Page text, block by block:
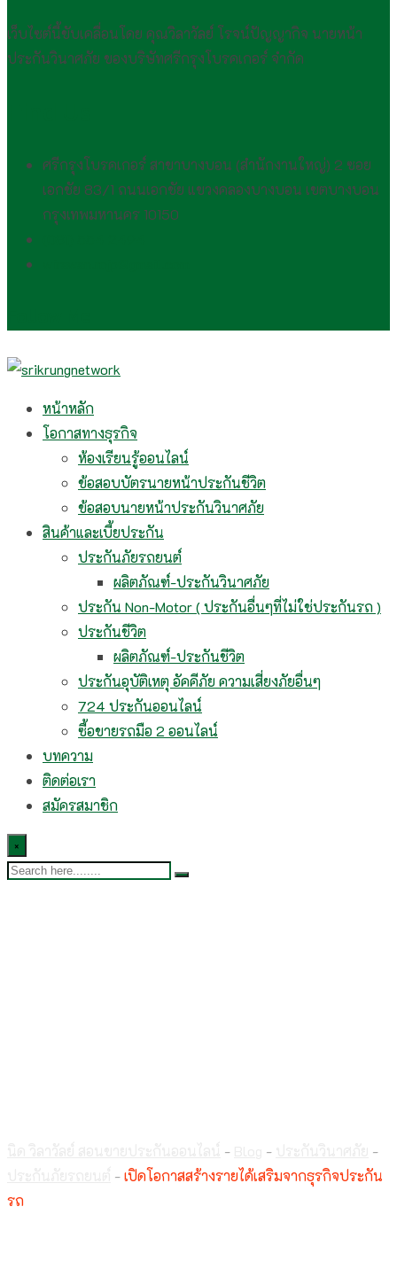
เว็บไซต์นี้ขับเคลื่อนโดย คุณวิลาวัลย์ โรจน์ปัญญากิจ นายหน้า
ประกันวินาศภัย ของบริษัทศรีกรุงโบรคเกอร์ จำกัด
ศรีกรุงโบรคเกอร์ สาขาบางบอน (สำนักงานใหญ่) 2 ซอย
เอกชัย 83/1 ถนนเอกชัย แขวงคลองบางบอน เขตบางบอน
กรุงเทพมหานคร 10150
หน้าหลัก
โอกาสทางธุรกิจ
ห้องเรียนรู้ออนไลน์
ข้อสอบบัตรนายหน้าประกันชีวิต
ข้อสอบนายหน้าประกันวินาศภัย
สินค้าและเบี้ยประกัน
ประกันภัยรถยนต์
ผลิตภัณฑ์-ประกันวินาศภัย
ประกัน Non-Motor ( ประกันอื่นๆที่ไม่ใช่ประกันรถ )
ประกันชีวิต
ผลิตภัณฑ์-ประกันชีวิต
ประกันอุบัติเหตุ อัคคีภัย ความเสี่ยงภัยอื่นๆ
724 ประกันออนไลน์
ซื้อขายรถมือ 2 ออนไลน์
บทความ
ติดต่อเรา
สมัครสมาชิก
×
- -
-
-เปิดโอกาสสร้างรายได้เสริมจากธุรกิจประกัน
รถ